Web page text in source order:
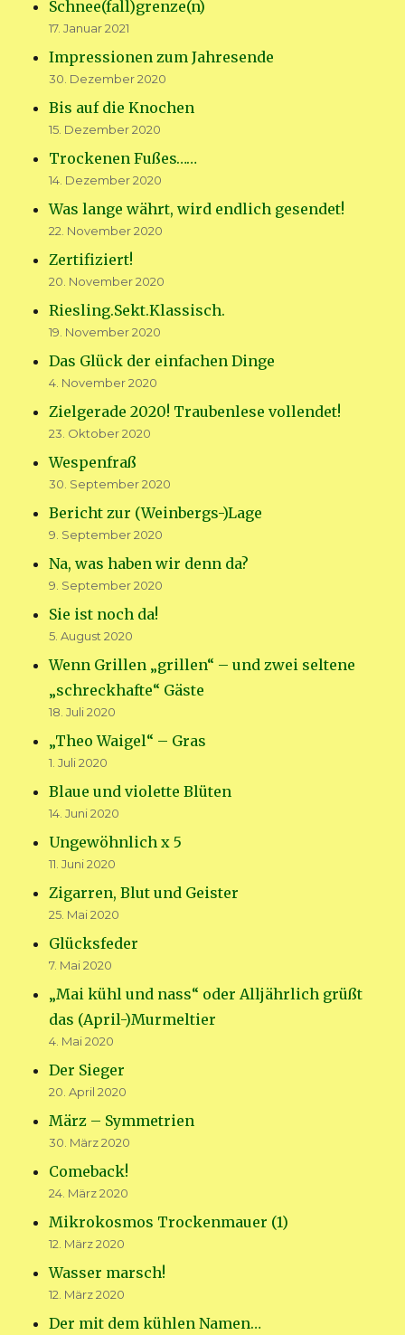
Schnee(fall)grenze(n)
17. Januar 2021
Impressionen zum Jahresende
30. Dezember 2020
Bis auf die Knochen
15. Dezember 2020
Trockenen Fußes……
14. Dezember 2020
Was lange währt, wird endlich gesendet!
22. November 2020
Zertifiziert!
20. November 2020
Riesling.Sekt.Klassisch.
19. November 2020
Das Glück der einfachen Dinge
4. November 2020
Zielgerade 2020! Traubenlese vollendet!
23. Oktober 2020
Wespenfraß
30. September 2020
Bericht zur (Weinbergs-)Lage
9. September 2020
Na, was haben wir denn da?
9. September 2020
Sie ist noch da!
5. August 2020
Wenn Grillen „grillen“ – und zwei seltene
„schreckhafte“ Gäste
18. Juli 2020
„Theo Waigel“ – Gras
1. Juli 2020
Blaue und violette Blüten
14. Juni 2020
Ungewöhnlich x 5
11. Juni 2020
Zigarren, Blut und Geister
25. Mai 2020
Glücksfeder
7. Mai 2020
„Mai kühl und nass“ oder Alljährlich grüßt
das (April-)Murmeltier
4. Mai 2020
Der Sieger
20. April 2020
März – Symmetrien
30. März 2020
Comeback!
24. März 2020
Mikrokosmos Trockenmauer (1)
12. März 2020
Wasser marsch!
12. März 2020
Der mit dem kühlen Namen…